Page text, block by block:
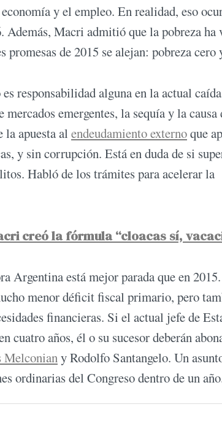
y el empleo. En realidad, eso
Además, Macri admitió que la pobreza
promesas de 2015 se alejan: pobreza
responsabilidad alguna en la actual
mercados emergentes, la sequía y la
la apuesta al endeudamiento externoque
y sin corrupción. Está en duda de si
Habló de los trámites para acelerar
creó la fórmula “cloacas sí,
Argentina está mejor parada que en
menor déficit fiscal primario, pero
financieras. Si el actual jefe de
cuatro años, él o su sucesor deberán
Melconiany Rodolfo Santangelo. Un
ordinarias del Congreso dentro de un